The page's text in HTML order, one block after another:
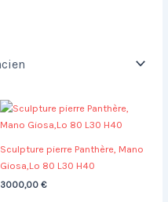
Sculpture pierre Panthère, Mano
Giosa,Lo 80 L30 H40
3000,00 €